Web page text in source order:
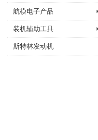
航模电子产品
装机辅助工具
斯特林发动机